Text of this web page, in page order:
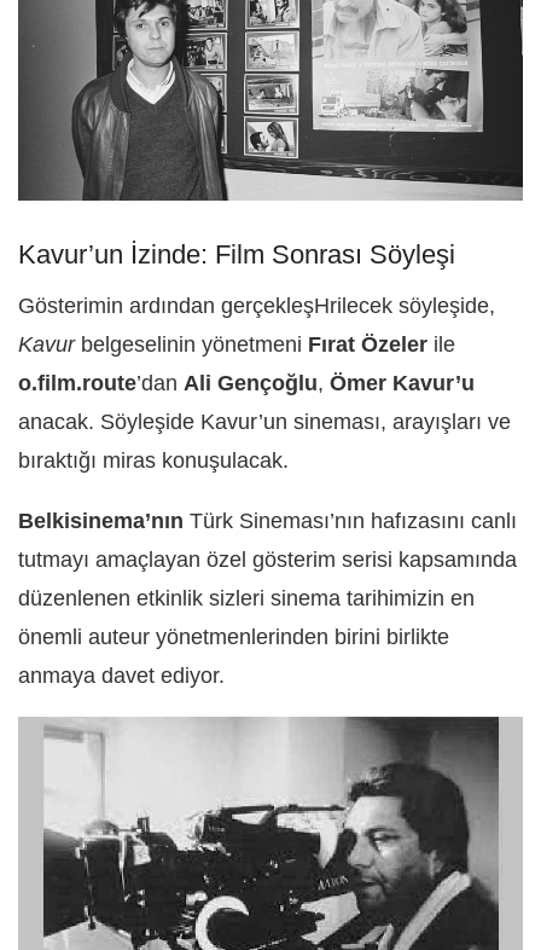
Kavur’un İzinde: Film Sonrası Söyleşi
Gösterimin ardından gerçekleşHrilecek söyleşide,
Kavurbelgeselinin yönetmeni Fırat Özeler ile
o.film.route’dan Ali Gençoğlu, Ömer Kavur’u
anacak. Söyleşide Kavur’un sineması, arayışları ve
bıraktığı miras konuşulacak.
Belkisinema’nın Türk Sineması’nın hafızasını canlı
tutmayı amaçlayan özel gösterim serisi kapsamında
düzenlenen etkinlik sizleri sinema tarihimizin en
önemli auteur yönetmenlerinden birini birlikte
anmaya davet ediyor.